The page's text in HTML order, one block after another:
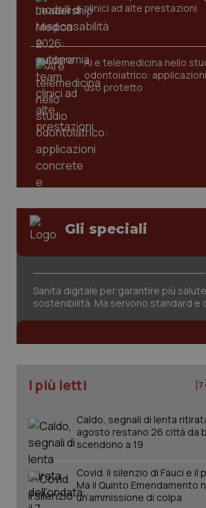
clinici ad alte prestazioni
AI e telemedicina nello
odontoiatrico:
uso protetto
Gli speciali
Sanità digitale per garantire più
sostenibilità. Ma servono standard e
I più letti
Caldo, segnali di lenta
agosto restano 26 città da
scendono a 19
Covid. Il silenzio di Fauci e il
Ma il Quinto Emendamento
un’ammissione di colpa
tracking-sites-ironfish-
tracking-enable
session-id
_ga
Google